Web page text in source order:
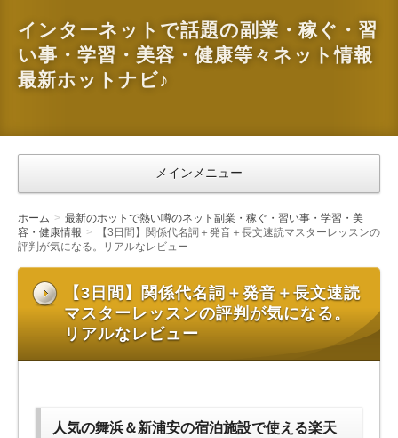
インターネットで話題の副業・稼ぐ・習
い事・学習・美容・健康等々ネット情報
最新ホットナビ♪
メインメニュー
ホーム
最新のホットで熱い噂のネット副業・稼ぐ・習い事・学習・美
容・健康情報
【3日間】関係代名詞＋発音＋長文速読マスターレッスンの
評判が気になる。リアルなレビュー
【3日間】関係代名詞＋発音＋長文速読
マスターレッスンの評判が気になる。
リアルなレビュー
人気の舞浜＆新浦安の宿泊施設で使える楽天